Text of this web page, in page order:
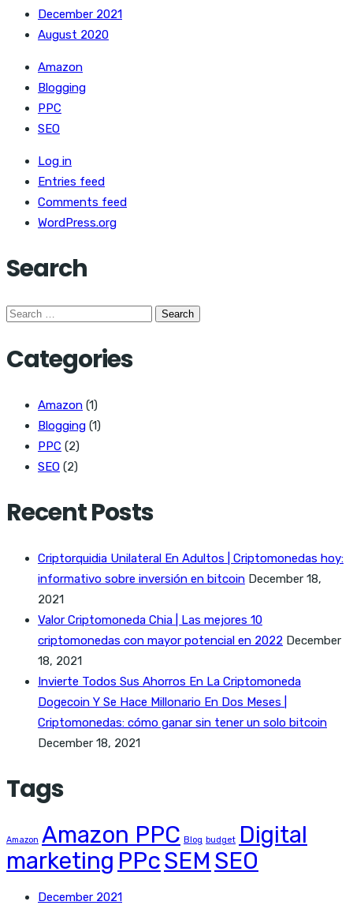
December 2021
August 2020
Amazon
Blogging
PPC
SEO
Log in
Entries feed
Comments feed
WordPress.org
Search
Search
Categories
Amazon (1)
Blogging (1)
PPC (2)
SEO (2)
Recent Posts
Criptorquidia Unilateral En Adultos | Criptomonedas hoy:
informativo sobre inversión en bitcoin December 18,
2021
Valor Criptomoneda Chia | Las mejores 10
criptomonedas con mayor potencial en 2022 December
18, 2021
Invierte Todos Sus Ahorros En La Criptomoneda
Dogecoin Y Se Hace Millonario En Dos Meses |
Criptomonedas: cómo ganar sin tener un solo bitcoin
December 18, 2021
Tags
Amazon Amazon PPC Blog budget Digital
marketing PPcSEM SEO
December 2021